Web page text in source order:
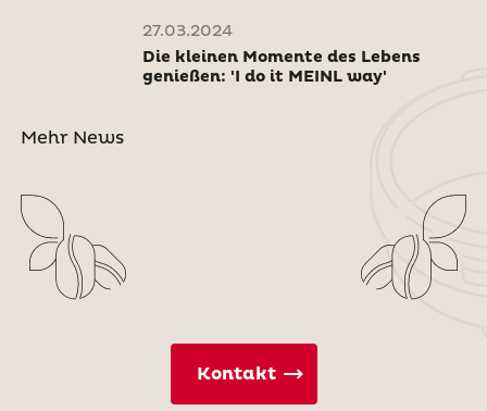
27.03.2024
Die kleinen Momente des Lebens
genießen: 'I do it MEINL way'
Mehr News
Kontakt